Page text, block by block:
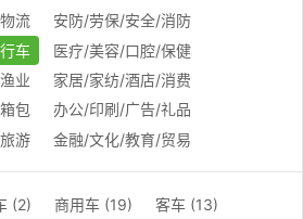
流
安防/劳保/安全/消防
车
医疗/美容/口腔/保健
业
家居/家纺/酒店/消费
包
办公/印刷/广告/礼品
游
金融/文化/教育/贸易
(2) 商用车 (19)
客车 (13)